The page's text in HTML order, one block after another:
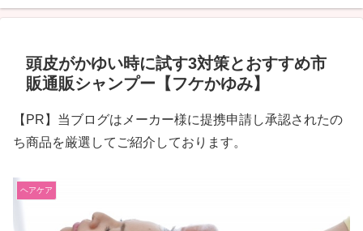
頭皮がかゆい時に試す3対策とおすすめ市
販通販シャンプー【フケかゆみ】
【PR】当ブログはメーカー様に提携申請し承認されたの
ち商品を厳選してご紹介しております。
ヘアケア